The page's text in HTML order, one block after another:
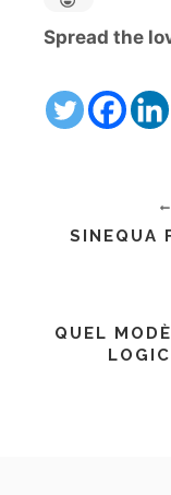
Spread the
SINEQUA
QUEL